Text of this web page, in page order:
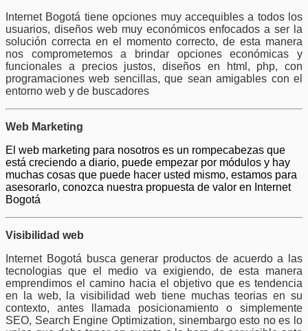
Internet Bogotá tiene opciones muy accequibles a todos los
usuarios, diseños web muy económicos enfocados a ser la
solución correcta en el momento correcto, de esta manera
nos comprometemos a brindar opciones económicas y
funcionales a precios justos, diseños en html, php, con
programaciones web sencillas, que sean amigables con el
entorno web y de buscadores
Web Marketing
El web marketing para nosotros es un rompecabezas que
está creciendo a diario, puede empezar por módulos y hay
muchas cosas que puede hacer usted mismo, estamos para
asesorarlo, conozca nuestra propuesta de valor en Internet
Bogotá
Visibilidad web
Internet Bogotá busca generar productos de acuerdo a las
tecnologias que el medio va exigiendo, de esta manera
emprendimos el camino hacia el objetivo que es tendencia
en la web, la visibilidad web tiene muchas teorias en su
contexto, antes llamada posicionamiento o simplemente
SEO, Search Engine Optimization, sinembargo esto no es lo